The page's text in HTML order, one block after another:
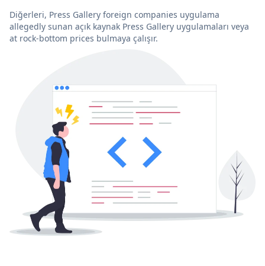
Diğerleri, Press Gallery foreign companies uygulama
allegedly sunan açık kaynak Press Gallery uygulamaları veya
at rock-bottom prices bulmaya çalışır.